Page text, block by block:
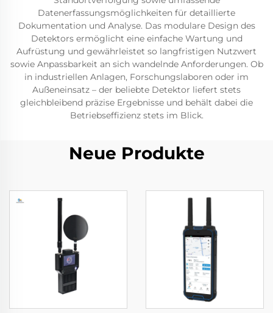
Datenerfassungsmöglichkeiten für detaillierte
Dokumentation und Analyse. Das modulare Design des
Detektors ermöglicht eine einfache Wartung und
Aufrüstung und gewährleistet so langfristigen Nutzwert
sowie Anpassbarkeit an sich wandelnde Anforderungen. Ob
in industriellen Anlagen, Forschungslaboren oder im
Außeneinsatz – der beliebte Detektor liefert stets
gleichbleibend präzise Ergebnisse und behält dabei die
Betriebseffizienz stets im Blick.
Neue Produkte